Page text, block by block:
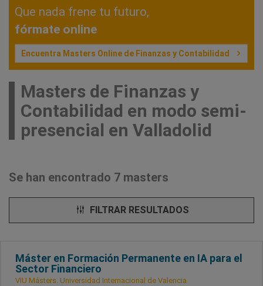
Que nada frene tu futuro,
fórmate online
Encuentra Masters Online de Finanzas y Contabilidad
Masters de Finanzas y
Contabilidad en modo semi-
presencial en Valladolid
Se han encontrado 7 masters
FILTRAR RESULTADOS
Máster en Formación Permanente en IA para el
Sector Financiero
VIU Másters. Universidad Internacional de Valencia